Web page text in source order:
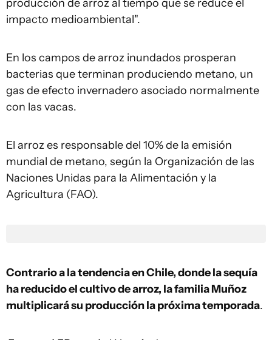
producción de arroz al tiempo que se reduce el
impacto medioambiental".
En los campos de arroz inundados prosperan
bacterias que terminan produciendo metano, un
gas de efecto invernadero asociado normalmente
con las vacas.
El arroz es responsable del 10% de la emisión
mundial de metano, según la Organización de las
Naciones Unidas para la Alimentación y la
Agricultura (FAO).
Contrario a la tendencia en Chile, donde la sequía
ha reducido el cultivo de arroz, la familia Muñoz
multiplicará su producción la próxima temporada.